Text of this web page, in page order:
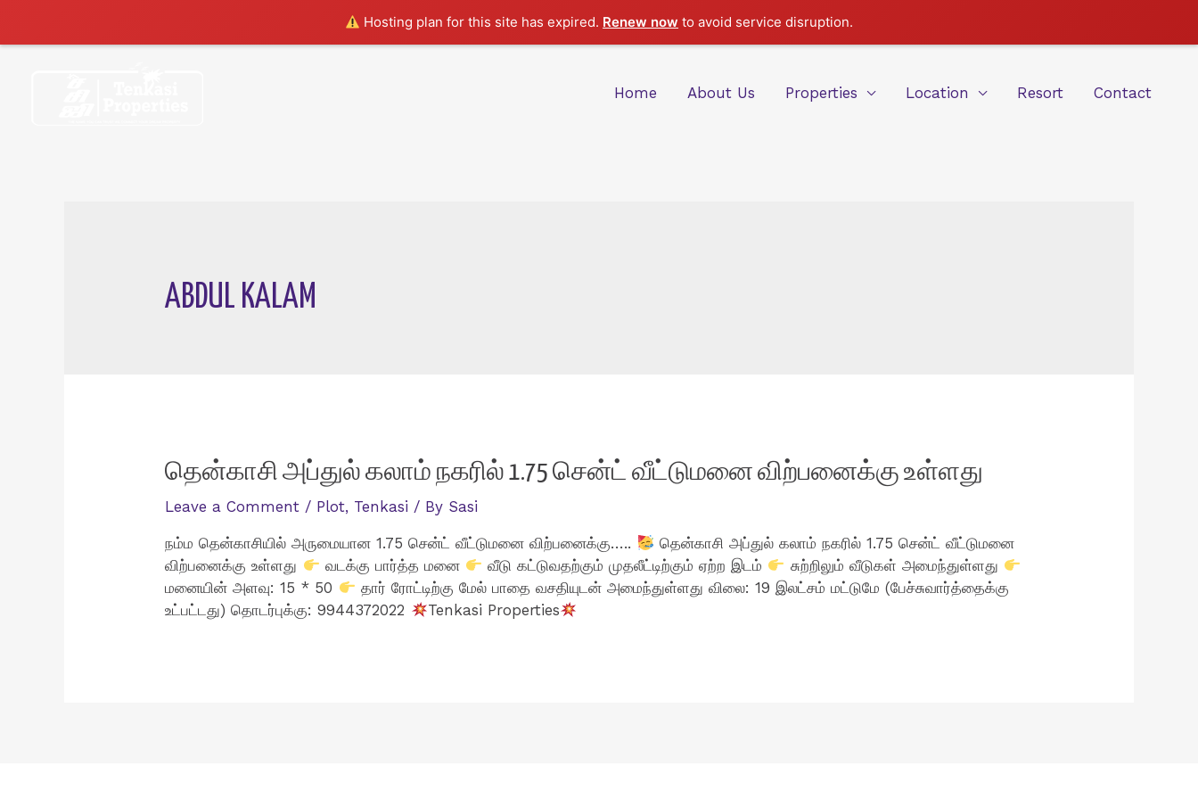
Hosting plan for this site has expired. Renew now to avoid service disruption.
Home About Us Properties Location Resort Contact
ABDUL KALAM
தென்காசி அப்துல் கலாம் நகரில் 1.75 சென்ட் வீட்டுமனை விற்பனைக்கு உள்ளது
Leave a Comment / Plot, Tenkasi / By Sasi
நம்ம தென்காசியில் அருமையான 1.75 சென்ட் வீட்டுமனை விற்பனைக்கு…..
தென்காசி அப்துல் கலாம் நகரில் 1.75 சென்ட் வீட்டுமனை
விற்பனைக்கு உள்ளது
வடக்கு பார்த்த மனை வீடு கட்டுவதற்கும் முதலீட்டிற்கும் ஏற்ற இடம்
சுற்றிலும் வீடுகள் அமைந்துள்ளது
மனையின் அளவு: 15 * 50
தார் ரோட்டிற்கு மேல் பாதை வசதியுடன் அமைந்துள்ளது விலை: 19 இலட்சம் மட்டுமே (பேச்சுவார்த்தைக்கு
உட்பட்டது) தொடர்புக்கு: 9944372022
Tenkasi Properties